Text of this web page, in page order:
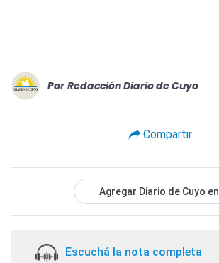
Por Redacción Diario de Cuyo
Compartir
Agregar Diario de Cuyo en
Escuchá la nota completa